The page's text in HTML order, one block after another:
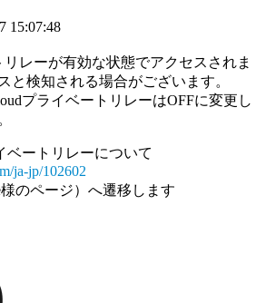
15:07:48
レーが有効な状態でアクセスされま
と検知される場合がございます。
プライベートリレーはOFFに変更し
ベートリレーについて
ja-jp/102602
のページ）へ遷移します